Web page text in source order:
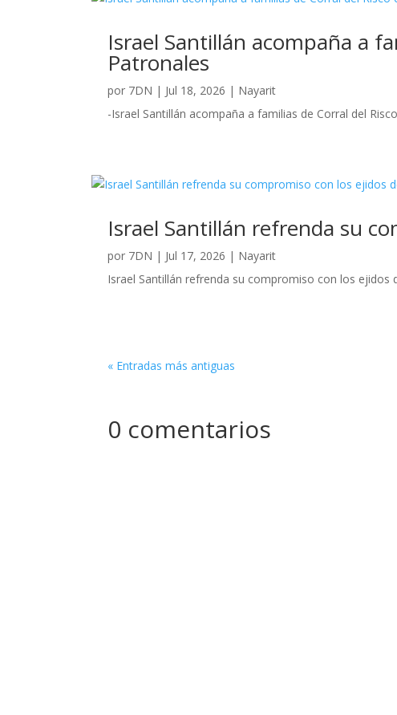
Israel Santillán acompaña a
Patronales
por 7DN | Jul 18, 2026 | Nayarit
-Israel Santillán acompaña a familias de Corral del
Israel Santillán refrenda su
por 7DN | Jul 17, 2026 | Nayarit
Israel Santillán refrenda su compromiso con los ejidos
« Entradas más antiguas
0 comentarios